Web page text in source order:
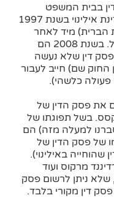
בבית המשפט
הפדראלי של המחוז הצפוני של מדינת אילינוי בשנת 1997
הברית) מיד לאחר
אישור פסק הדין בערעור כנזכר לעיל. בשנת 2008 הם
פסק דין שלא נעשה
החוק שם) חייב לעבור
פעולה כלשהי).
את פסק הדין של
בשל תפוגתו של
למעלה מזה) הם
של פסק הדין של
שהוחייה באילינוי).
מרקוס ועוד
שלא ניתן לרשום פסק
דין מקורי בלבד.